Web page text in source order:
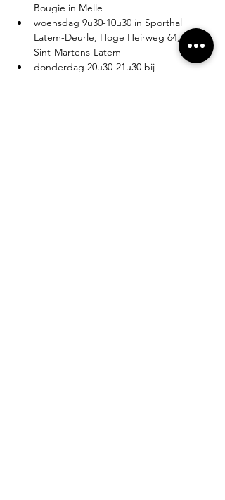
Bougie in Melle
woensdag 9u30-10u30 in Sporthal
Latem-Deurle, Hoge Heirweg 64, 9830
Sint-Martens-Latem
donderdag 20u30-21u30 bij